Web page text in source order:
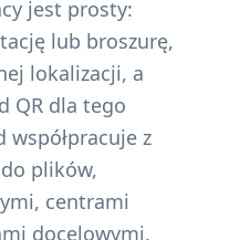
jest prosty:
lub broszurę,
lokalizacji, a
QR dla tego
współpracuje z
plików,
centrami
docelowymi,